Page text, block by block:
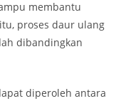
membantu
proses daur ulang
dibandingkan
diperoleh antara